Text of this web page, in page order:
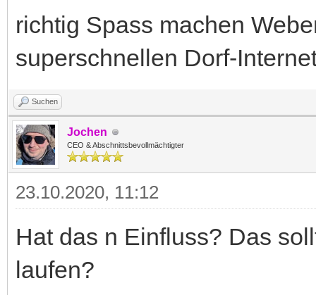
richtig Spass machen
superschnellen Dorf-
Suchen
Jochen
CEO & Abschnittsbevollmächtigter
23.10.2020, 11:12
Hat das n Einfluss? Das
laufen?